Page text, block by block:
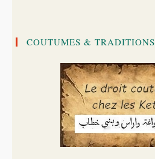
COUTUMES & TRADITIONS